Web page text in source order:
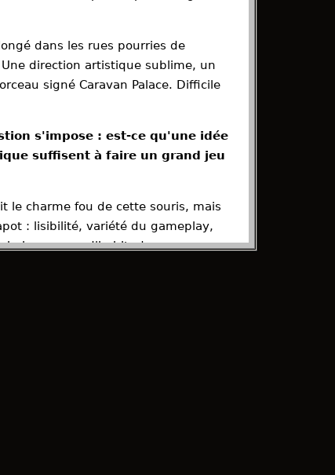
dans les rues pourries de
direction artistique sublime, un
signé Caravan Palace. Difficile
s'impose : est-ce qu'une idée
suffisent à faire un grand jeu
le charme fou de cette souris, mais
: lisibilité, variété du gameplay,
bois, comme d'habitude.